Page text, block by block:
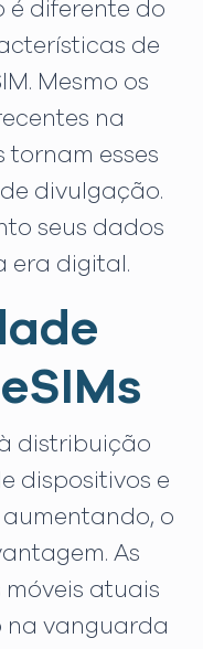
é diferente do
de
Mesmo os
na
tornam esses
divulgação.
seus dados
era digital.
distribuição
dispositivos e
o
As
atuais
na vanguarda